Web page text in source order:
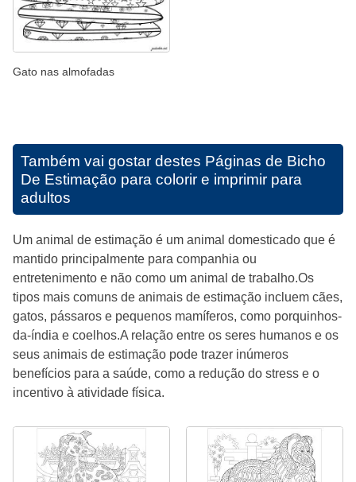
Gato nas almofadas
Também vai gostar destes Páginas de Bicho
De Estimação para colorir e imprimir para
adultos
Um animal de estimação é um animal domesticado que é
mantido principalmente para companhia ou
entretenimento e não como um animal de trabalho.Os
tipos mais comuns de animais de estimação incluem cães,
gatos, pássaros e pequenos mamíferos, como porquinhos-
da-índia e coelhos.A relação entre os seres humanos e os
seus animais de estimação pode trazer inúmeros
benefícios para a saúde, como a redução do stress e o
incentivo à atividade física.